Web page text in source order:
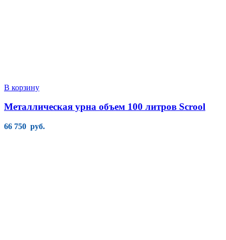
В корзину
Металлическая урна объем 100 литров Scrool
66 750 руб.